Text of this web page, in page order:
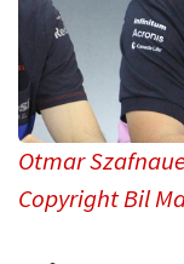
Otmar
Copyright Bil